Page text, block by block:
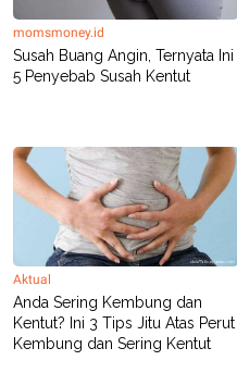
momsmoney.id
Susah Buang Angin, Ternyata Ini
5 Penyebab Susah Kentut
Aktual
Anda Sering Kembung dan
Kentut? Ini 3 Tips Jitu Atas Perut
Kembung dan Sering Kentut